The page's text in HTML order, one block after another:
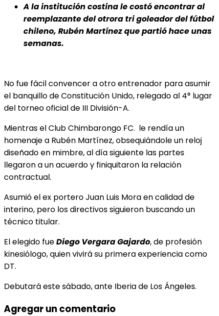
A la institución costina le costó encontrar al
reemplazante del otrora tri goleador del fútbol
chileno, Rubén Martínez que partió hace unas
semanas.
No fue fácil convencer a otro entrenador para asumir
el banquillo de Constitución Unido, relegado al 4° lugar
del torneo oficial de III División-A.
Mientras el Club Chimbarongo FC. le rendía un
homenaje a Rubén Martínez, obsequiándole un reloj
diseñado en mimbre, al día siguiente las partes
llegaron a un acuerdo y finiquitaron la relación
contractual.
Asumió el ex portero Juan Luis Mora en calidad de
interino, pero los directivos siguieron buscando un
técnico titular.
El elegido fueDiego Vergara Gajardo, de profesión
kinesiólogo, quien vivirá su primera experiencia como
DT.
Debutará este sábado, ante Iberia de Los Ángeles.
Agregar un comentario